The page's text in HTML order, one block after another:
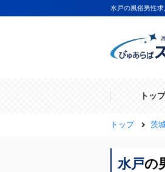
水戸の風俗男性
トップ
トップ 茨
水戸の